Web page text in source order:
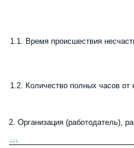
1.1. Время происшествия
1.2. Количество полных часов от
2. Организация (работодатель),
…